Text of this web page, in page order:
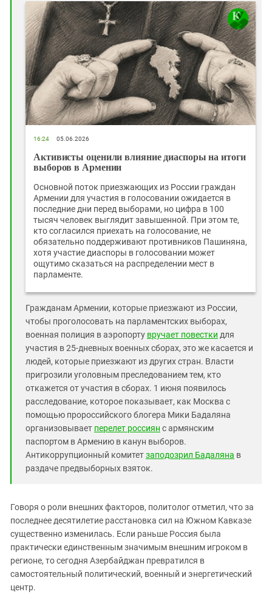
16:24 05.06.2026
Активисты оценили влияние диаспоры на итоги
выборов в Армении
Основной поток приезжающих из России граждан
Армении для участия в голосовании ожидается в
последние дни перед выборами, но цифра в 100
тысяч человек выглядит завышенной. При этом те,
кто согласился приехать на голосование, не
обязательно поддерживают противников Пашиняна,
хотя участие диаспоры в голосовании может
ощутимо сказаться на распределении мест в
парламенте.
Гражданам Армении, которые приезжают из России,
чтобы проголосовать на парламентских выборах,
военная полиция в аэропорту вручает повестки для
участия в 25-дневных военных сборах, это же касается и
людей, которые приезжают из других стран. Власти
пригрозили уголовным преследованием тем, кто
откажется от участия в сборах. 1 июня появилось
расследование, которое показывает, как Москва с
помощью пророссийского блогера Мики Бадаляна
организовывает перелет россиян с армянским
паспортом в Армению в канун выборов.
Антикоррупционный комитетзаподозрил Бадаляна в
раздаче предвыборных взяток.
Говоря о роли внешних факторов, политолог отметил, что за
последнее десятилетие расстановка сил на Южном Кавказе
существенно изменилась. Если раньше Россия была
практически единственным значимым внешним игроком в
регионе, то сегодня Азербайджан превратился в
самостоятельный политический, военный и энергетический
центр.